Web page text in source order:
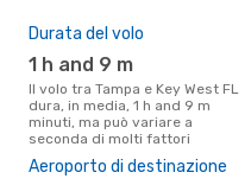
Durata del volo
1 h and 9 m
Il volo tra Tampa e Key West FL
dura, in media, 1 h and 9 m
minuti, ma può variare a
seconda di molti fattori
Aeroporto di destinazione